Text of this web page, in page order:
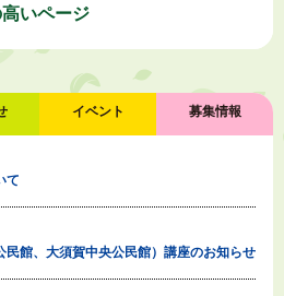
いページ
イベント 募集情報
て
民館、大須賀中央公民館）講座のお知らせ